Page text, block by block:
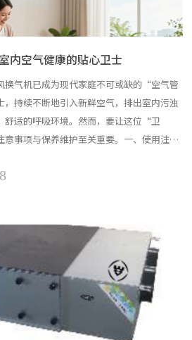
内空气健康的贴心卫士
换气机已成为现代家庭不可或缺的“空气管
持续不断地引入新鲜空气，排出室内污浊
舒适的呼吸环境。然而，要让这位“卫
事项与保养维护至关重要。一、使用注意
的磨损，缩短设备使用寿命。建议在需要